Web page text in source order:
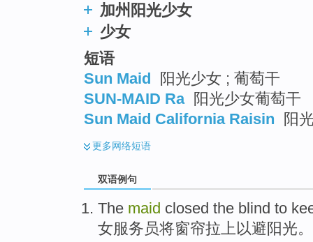
加州阳光少女
少女
短语
Sun Maid
阳光少女 ; 葡萄干
SUN-MAID Ra
阳光少女葡萄干
Sun Maid California Raisin
阳
更多网络短语
双语例句
The maid closed the blind to
女服务员将窗帘拉上以避阳光。